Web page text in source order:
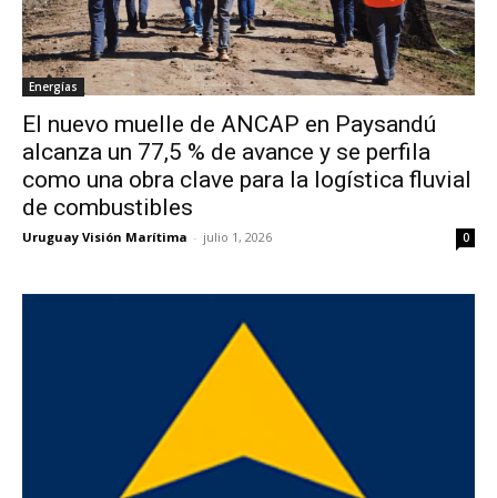
Energías
El nuevo muelle de ANCAP en Paysandú
alcanza un 77,5 % de avance y se perfila
como una obra clave para la logística fluvial
de combustibles
Uruguay Visión Marítima - julio 1, 2026 0